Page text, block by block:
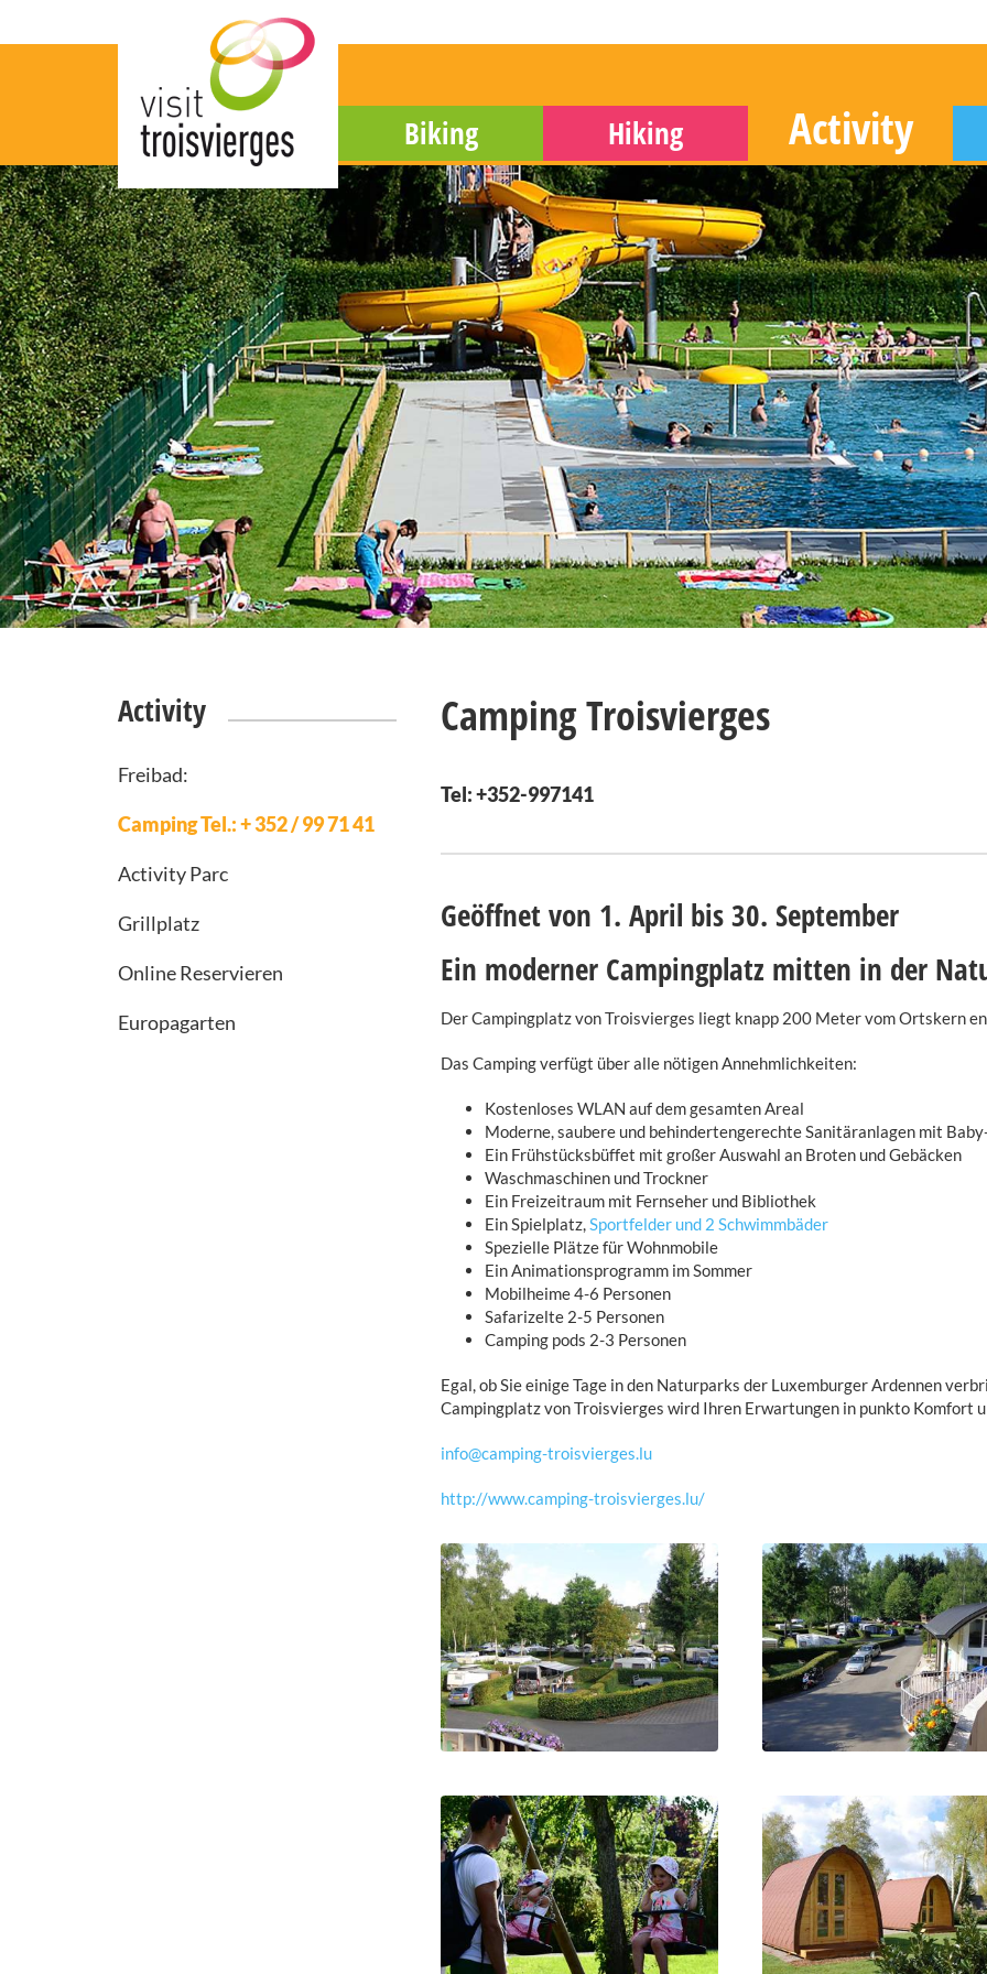
Biking Hiking Activity
Activity
Freibad:
Camping Tel.: + 352 / 99 71 41
Activity Parc
Grillplatz
Online Reservieren
Europagarten
Camping Troisvierges
Tel: +352-997141
Geöffnet von 1. April bis 30. September
Ein moderner Campingplatz mitten in der
Der Campingplatz von Troisvierges liegt knapp 200 Meter vom Ortskern
Das Camping verfügt über alle nötigen Annehmlichkeiten:
Kostenloses WLAN auf dem gesamten Areal
Moderne, saubere und behindertengerechte Sanitäranlagen mit
Ein Frühstücksbüffet mit großer Auswahl an Broten und Gebäcken
Waschmaschinen und Trockner
Ein Freizeitraum mit Fernseher und Bibliothek
Ein Spielplatz,Sportfelder und 2 Schwimmbäder
Spezielle Plätze für Wohnmobile
Ein Animationsprogramm im Sommer
Mobilheime 4-6 Personen
Safarizelte 2-5 Personen
Camping pods 2-3 Personen
Egal, ob Sie einige Tage in den Naturparks der Luxemburger Ardennen
Campingplatz von Troisvierges wird Ihren Erwartungen in punkto Komfort
info@camping-troisvierges.lu
http://www.camping-troisvierges.lu/